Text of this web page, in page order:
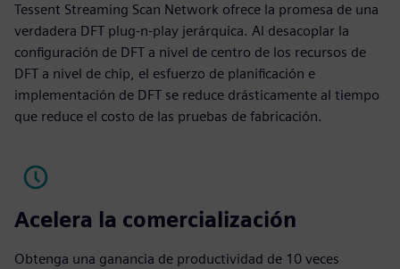
Tessent Streaming Scan Network ofrece la promesa de una
verdadera DFT plug-n-play jerárquica. Al desacoplar la
configuración de DFT a nivel de centro de los recursos de
DFT a nivel de chip, el esfuerzo de planificación e
implementación de DFT se reduce drásticamente al tiempo
que reduce el costo de las pruebas de fabricación.
Acelera la comercialización
Obtenga una ganancia de productividad de 10 veces